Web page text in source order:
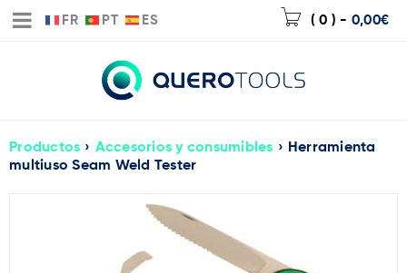
FR PT ES ( 0 ) - 0,00€
Productos › Accesorios y consumibles › Herramienta
multiuso Seam Weld Tester